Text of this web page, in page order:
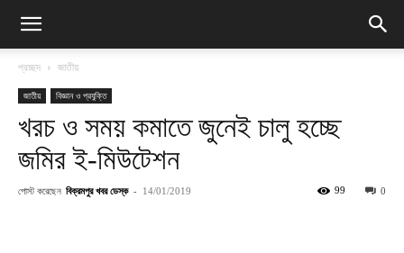
প্রচ্ছদ জাতীয়
জাতীয় বিজ্ঞান ও প্রযুক্তি
খরচ ও সময় কমাতে জুনেই চালু হচ্ছে
জমির ই-মিউটেশন
পোস্ট করেছেন বিক্রমপুর খবর ডেস্ক - 14/01/2019 0
99